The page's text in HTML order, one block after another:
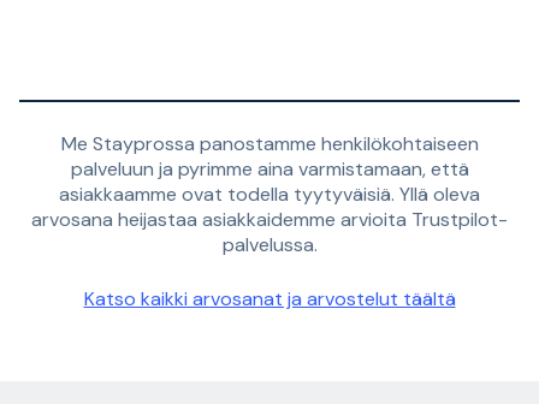
Me Stayprossa panostamme henkilökohtaiseen
palveluun ja pyrimme aina varmistamaan, että
asiakkaamme ovat todella tyytyväisiä. Yllä oleva
arvosana heijastaa asiakkaidemme arvioita Trustpilot-
palvelussa.
Katso kaikki arvosanat ja arvostelut täältä